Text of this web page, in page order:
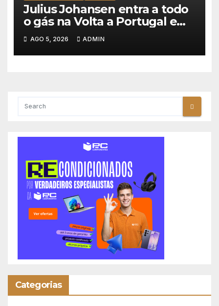
Julius Johansen entra a todo
o gás na Volta a Portugal e
lidera dobradinha da UAE
Team Emirates em Lisboa
AGO 5, 2026 ADMIN
Categorias